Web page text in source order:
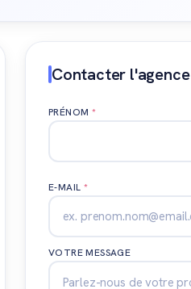
Contacter l'agence
PRÉNOM *
E-MAIL *
VOTRE MESSAGE